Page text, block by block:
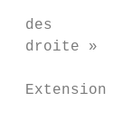
des
droite »